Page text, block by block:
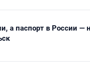
а паспорт в России —